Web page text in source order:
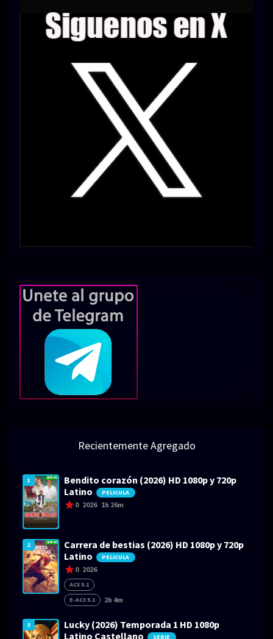
Recientemente Agregado
1
Bendito corazón (2026) HD 1080p y 720p
Latino
PELICULA
0 2026 1h 26m
2
Carrera de bestias (2026) HD 1080p y 720p
Latino
PELICULA
0 2026
AC3 5.1
E-AC3 5.1
2h 4m
3
Lucky (2026) Temporada 1 HD 1080p
Latino Castellano
SERIE